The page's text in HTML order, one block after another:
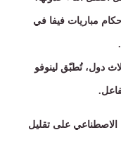
مباريات فيفا في
.
دول، تُطبّق لينوفو
.
الاصطناعي على تقليل